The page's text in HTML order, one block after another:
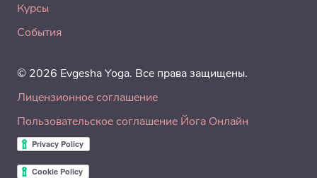
Курсы
События
© 2026 Evgesha Yoga. Все права защищены.
Лицензионное соглашение
Пользовательское соглашение Йога Онлайн